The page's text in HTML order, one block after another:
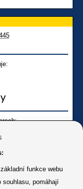
funkce webu
souhlasu, pomáhají